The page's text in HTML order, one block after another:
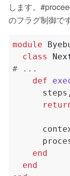
します。
のフラグ制御です
module
class
# ...
def
      steps
,
end
end